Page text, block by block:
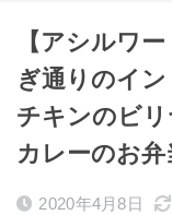
【アシルワ
ぎ通りのイ
チキンのビ
カレーのお弁
2020年4月8日